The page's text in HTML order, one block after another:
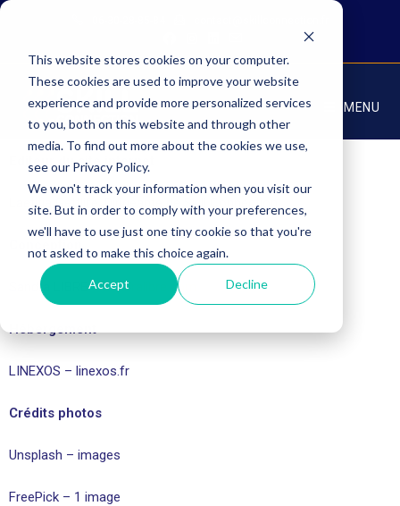
This website stores cookies on your computer.
These cookies are used to improve your website
experience and provide more personalized services
to you, both on this website and through other
media. To find out more about the cookies we use,
see our Privacy Policy.
We won't track your information when you visit our
site. But in order to comply with your preferences,
we'll have to use just one tiny cookie so that you're
not asked to make this choice again.
Accept Decline
MENU
Editeur du site internet
Laetitia Gettlife, Dirigeante de Skill Connection
Conception
Sandra LIBRE –sandralibre.com
Hébergement
LINEXOS – linexos.fr
Crédits photos
Unsplash – images
FreePick – 1 image